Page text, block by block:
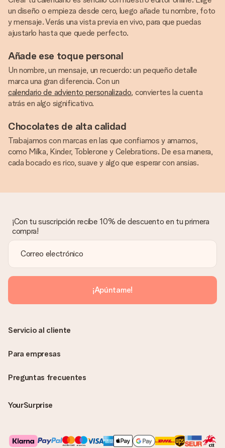
un diseño o empieza desde cero, luego añade tu nombre, foto
y mensaje. Verás una vista previa en vivo, para que puedas
ajustarlo hasta que quede perfecto.
Añade ese toque personal
Un nombre, un mensaje, un recuerdo: un pequeño detalle
marca una gran diferencia. Con un
calendario de adviento personalizado, conviertes la cuenta
atrás en algo significativo.
Chocolates de alta calidad
Trabajamos con marcas en las que confiamos y amamos,
como Milka, Kinder, Toblerone y Celebrations. De esa manera,
cada bocado es rico, suave y algo que esperar con ansias.
¡Con tu suscripción recibe 10% de descuento en tu primera
compra!
¡Apúntame!
Preguntas frecuentes
YourSurprise
Servicio al cliente
Para empresas